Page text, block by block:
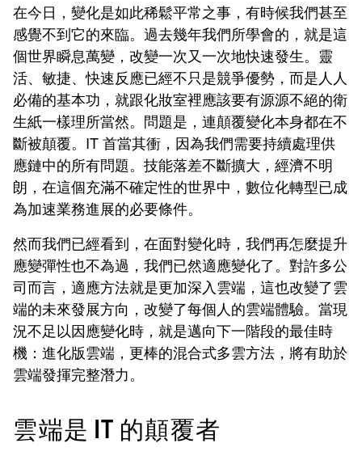
在今日，變化是如此稀鬆平常之事，有時候我們甚至
感覺不到它的來臨。過去幾年我們所學會的，就是這
個世界瞬息萬變，改變一次又一次地快速發生。靈
活、敏捷、快速反應已經不只是競爭優勢，而是人人
必備的基本功，就跟化妝室裡應該要有源源不絕的衛
生紙一樣理所當然。問題是，連顛覆變化本身都在不
斷被顛覆。IT 首當其衝，因為我們需要持續處理供
應鏈中的所有問題。技能落差不斷擴大，經濟不明
朗，在這個充滿不確定性的世界中，數位化轉型已成
為加速業務進展的必要條件。
然而我們已經看到，在面對變化時，我們再怎麼提升
應變彈性也不為過，我們已然適應變化了。對許多公
司而言，適應方法就是更加深入雲端，這也改變了雲
端的未來發展方向，改變了每個人的雲端體驗。當現
況不足以因應變化時，就是邁向下一階段的最佳時
機：進化版雲端，更棒的混合式多雲方法，將有助於
雲端發揮完整潛力。
雲端是 IT 的顛覆者